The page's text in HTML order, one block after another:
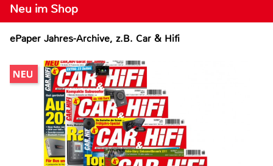
Neu im Shop
ePaper Jahres-Archive, z.B. Car & Hifi